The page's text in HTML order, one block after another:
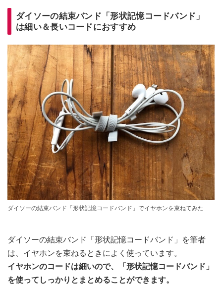
ダイソーの結束バンド「形状記憶コードバンド」
は細い＆長いコードにおすすめ
ダイソーの結束バンド「形状記憶コードバンド」でイヤホンを束ねてみた
ダイソーの結束バンド「形状記憶コードバンド」を筆者
は、イヤホンを束ねるときによく使っています。
イヤホンのコードは細いので、「形状記憶コードバンド」
を使ってしっかりとまとめることができます。